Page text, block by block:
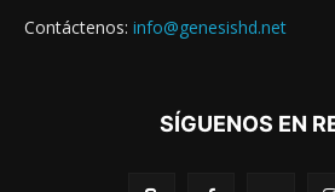
Contáctenos: info@genesishd.net
SÍGUENOS EN